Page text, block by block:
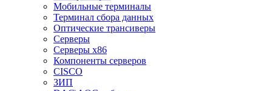
Мобильные терминалы
Терминал сбора данных
Оптические трансиверы
Серверы
Серверы x86
Компоненты серверов
CISCO
ЗИП